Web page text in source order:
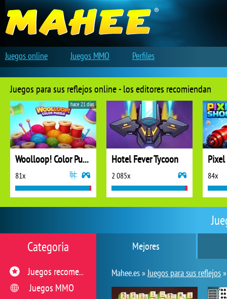
Mejores
Mahee.es »Juegos para sus reflejos
Categoria
Juegos recomendados
Juegos MMO
Juegos para sus reflejos online - los editores recomiendan
Woolloop! Color Puzzle
81x
hace 21 días
Hotel Fever Tycoon
2 085x 84x
Juegos online Juegos MMO Perfiles